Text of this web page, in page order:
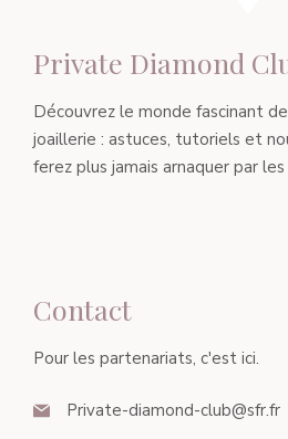
Private Diamond
Découvrez le monde fascinant
joaillerie : astuces, tutoriels et
ferez plus jamais arnaquer par
Contact
Pour les partenariats, c'est ici.
Private-diamond-club@sfr.fr